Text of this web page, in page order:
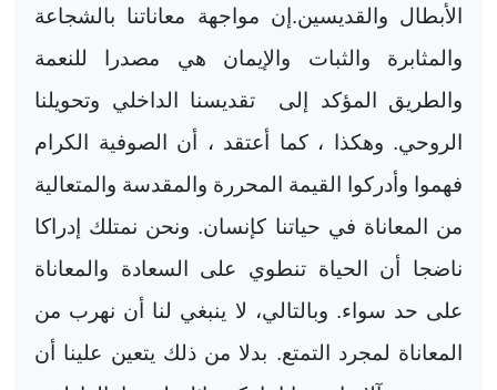
الأبطال والقديسين.إن مواجهة معاناتنا بالشجاعة
والمثابرة والثبات والإيمان هي مصدرا للنعمة
والطريق المؤكد إلى
تقديسنا الداخلي وتحويلنا
الروحي. وهكذا ، كما أعتقد ، أن الصوفية الكرام
فهموا وأدركوا القيمة المحررة والمقدسة والمتعالية
من المعاناة في حياتنا كإنسان. ونحن نمتلك إدراكا
ناضجا أن الحياة تنطوي على السعادة والمعاناة
على حد سواء. وبالتالي، لا ينبغي لنا أن نهرب من
المعاناة لمجرد التمتع. بدلا من ذلك يتعين علينا أن